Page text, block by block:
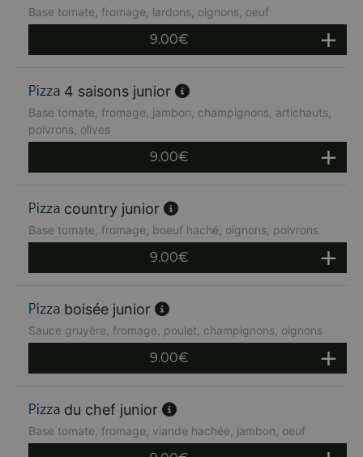
Base tomate, fromage, lardons, oignons, oeuf
9.00€
4 saisons junior
Base tomate, fromage, jambon, champignons, artichauts,
poivrons, olives
9.00€
country junior
Base tomate, fromage, boeuf haché, oignons, poivrons
9.00€
boisée junior
Sauce gruyère, fromage, poulet, champignons, oignons
9.00€
du chef junior
Base tomate, fromage, viande hachée, jambon, oeuf